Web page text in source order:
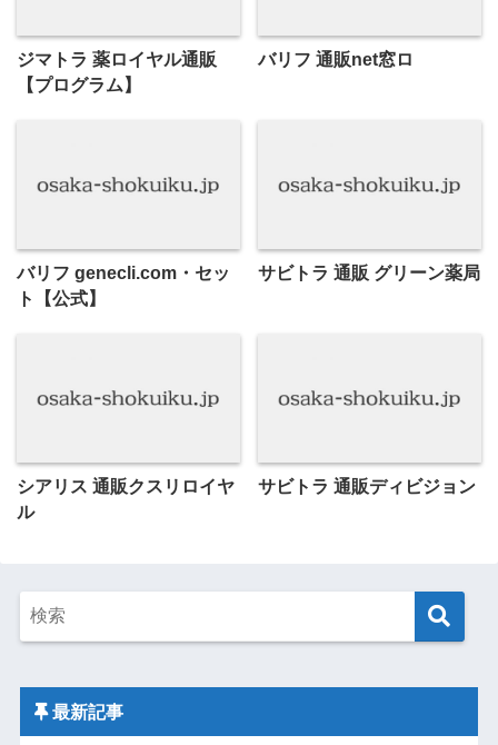
ジマトラ 薬ロイヤル通販
【プログラム】
バリフ 通販net窓ロ
バリフ genecli.com・セッ
ト【公式】
サビトラ 通販 グリーン薬局
シアリス 通販クスリロイヤ
ル
サビトラ 通販ディビジョン
最新記事